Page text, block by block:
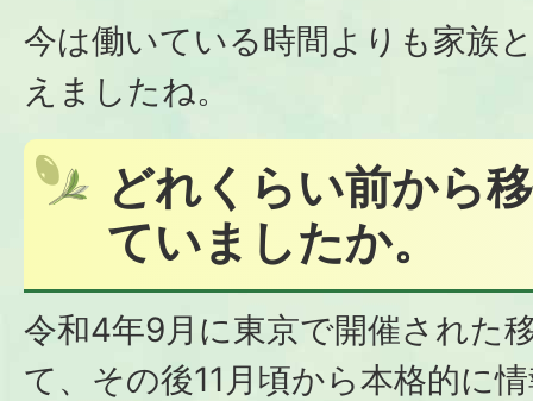
今は働いている時間よりも家族
えましたね。
どれくらい前から
ていましたか。
令和4年9月に東京で開催された
て、その後11月頃から本格的に